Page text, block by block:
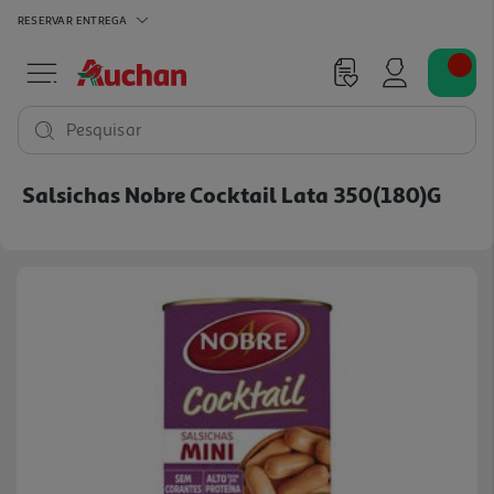
RESERVAR ENTREGA
Pesquisar
Salsichas Nobre Cocktail Lata 350(180)g